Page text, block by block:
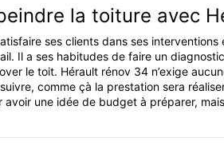
la toiture avec
ses clients dans ses
Il a ses habitudes de faire un
le toit. Hérault rénov 34 n’exige
comme çà la prestation sera
une idée de budget à préparer,